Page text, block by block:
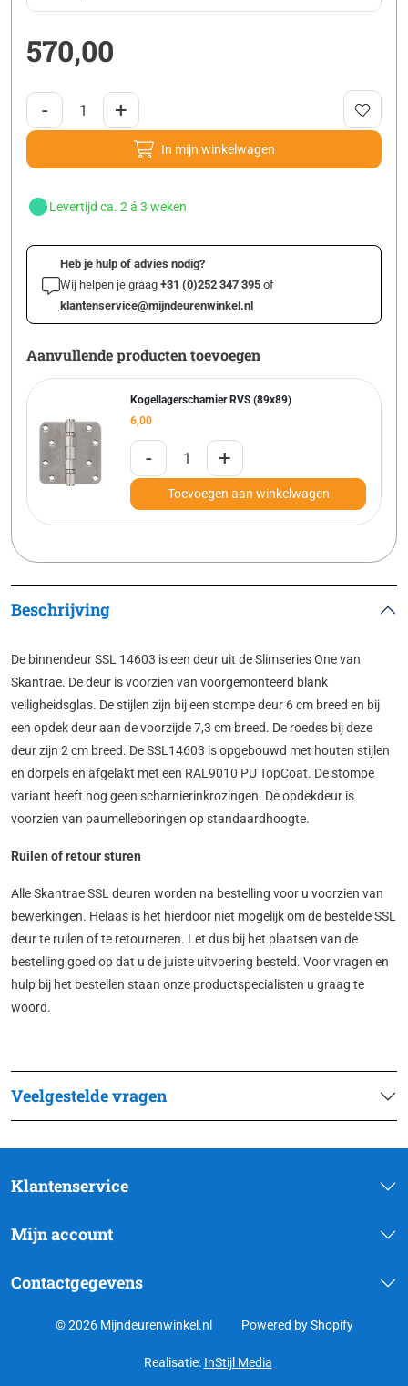
570,00
- +
In mijn winkelwagen
Levertijd ca. 2 á 3 weken
Heb je hulp of advies nodig?
Wij helpen je graag +31 (0)252 347 395 of
klantenservice@mijndeurenwinkel.nl
Aanvullende producten toevoegen
Kogellagerscharnier RVS (89x89)
6,00
- +
Toevoegen aan winkelwagen
Beschrijving
De binnendeur SSL 14603 is een deur uit de Slimseries One van
Skantrae. De deur is voorzien van voorgemonteerd blank
veiligheidsglas. De stijlen zijn bij een stompe deur 6 cm breed en bij
een opdek deur aan de voorzijde 7,3 cm breed. De roedes bij deze
deur zijn 2 cm breed. De SSL14603 is opgebouwd met houten stijlen
en dorpels en afgelakt met een RAL9010 PU TopCoat. De stompe
variant heeft nog geen scharnierinkrozingen. De opdekdeur is
voorzien van paumelleboringen op standaardhoogte.
Ruilen of retour sturen
Alle Skantrae SSL deuren worden na bestelling voor u voorzien van
bewerkingen. Helaas is het hierdoor niet mogelijk om de bestelde SSL
deur te ruilen of te retourneren. Let dus bij het plaatsen van de
bestelling goed op dat u de juiste uitvoering besteld. Voor vragen en
hulp bij het bestellen staan onze productspecialisten u graag te
woord.
Veelgestelde vragen
Klantenservice
Mijn account
Contactgegevens
© 2026 Mijndeurenwinkel.nl Powered by Shopify
Realisatie: InStijl Media